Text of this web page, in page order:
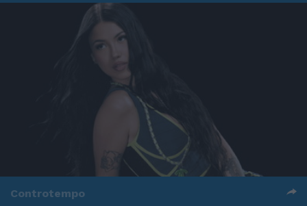
Controtempo